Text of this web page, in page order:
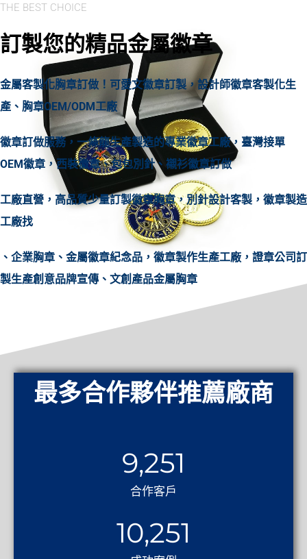
THE BEST CHOICE
訂製您的精品金屬徽章
金屬客製化胸章訂做！可愛文徽章訂製，設計師徽章客製化生
產、胸章OEM/ODM工廠
徽章訂做服務，一條龍生產製造的專業徽章工廠，臺灣接單
OEM徽章，西裝徽章、包包別針、襯衫徽章訂做
工廠直營，高品質少量訂製徽章胸章，別針設計客製，徽章製造
工廠找
、企業胸章、金屬徽章紀念品，徽章製作生產工廠，證章公司訂
製生產創意品牌宣傳、文創產品金屬胸章
最多合作夥伴推薦廠商
合作客戶
9,251
10,251